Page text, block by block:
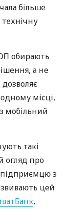
більше
технічну
обирають
а не
місці,
мобільний
такі
огляд про
з
цей
,